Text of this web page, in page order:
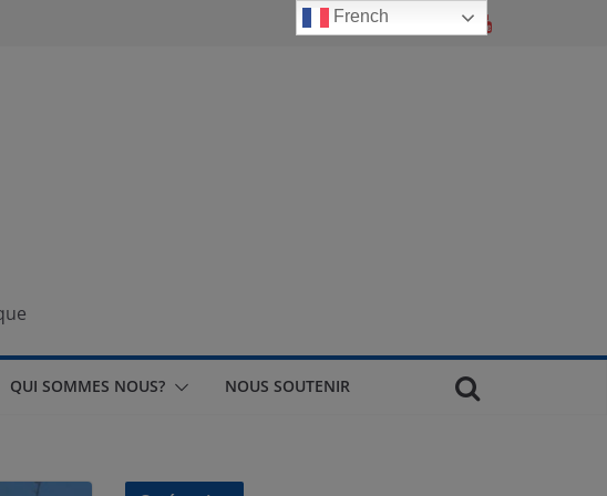
QUI SOMMES NOUS? NOUS SOUTENIR
French